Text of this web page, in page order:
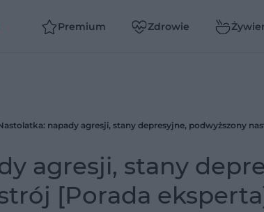
Premium Zdrowie
napady agresji, stany depresyjne, podwyższony
agresji, stany
[Porada